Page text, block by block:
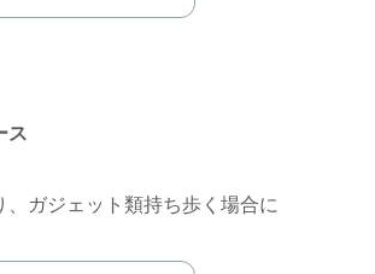
ス
、ガジェット類持ち歩く場合に